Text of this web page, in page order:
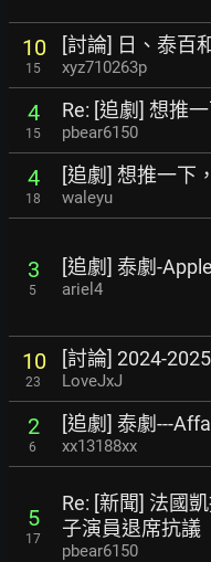
10
15
[討論] 日、泰百
xyz710263p
4
15
Re: [追劇] 想推
pbear6150
4
18
[追劇] 想推一下
waleyu
3
5
[追劇] 泰劇-
ariel4
10
23
[討論] 2024-
LoveJxJ
2
6
[追劇] 泰劇---
xx13188xx
5
17
Re: [新聞] 法國
子演員退席抗議
pbear6150